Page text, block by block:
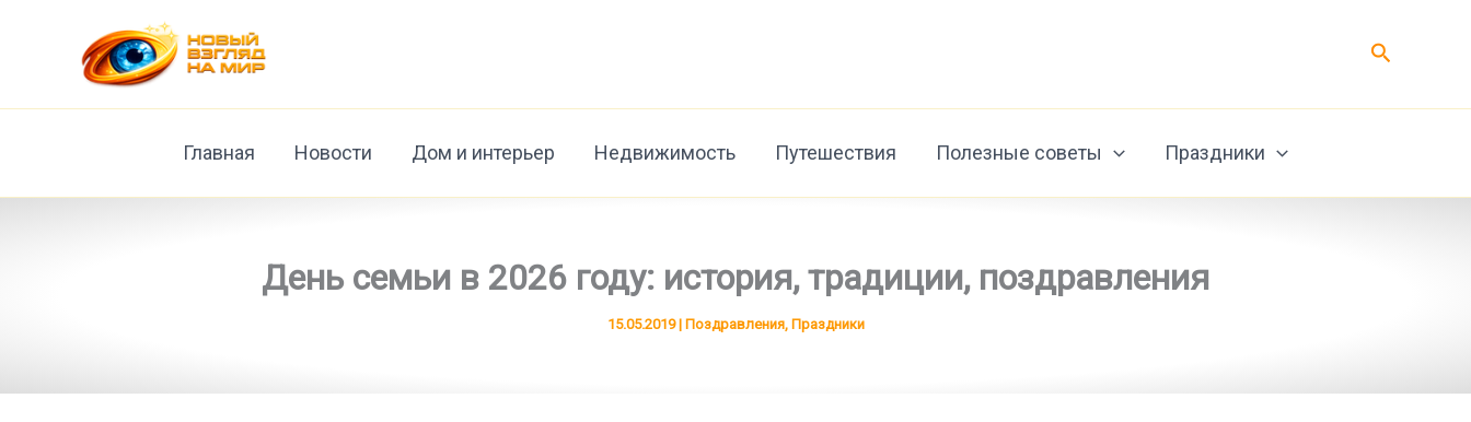
содержимому
Поиск
Главная Новости Дом и интерьер Недвижимость Путешествия Полезные советы Праздники
День семьи в 2026 году: история, традиции, поздравления
15.05.2019| Поздравления, Праздники